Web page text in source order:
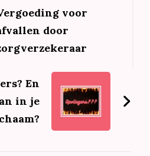
voor
door
En
in je